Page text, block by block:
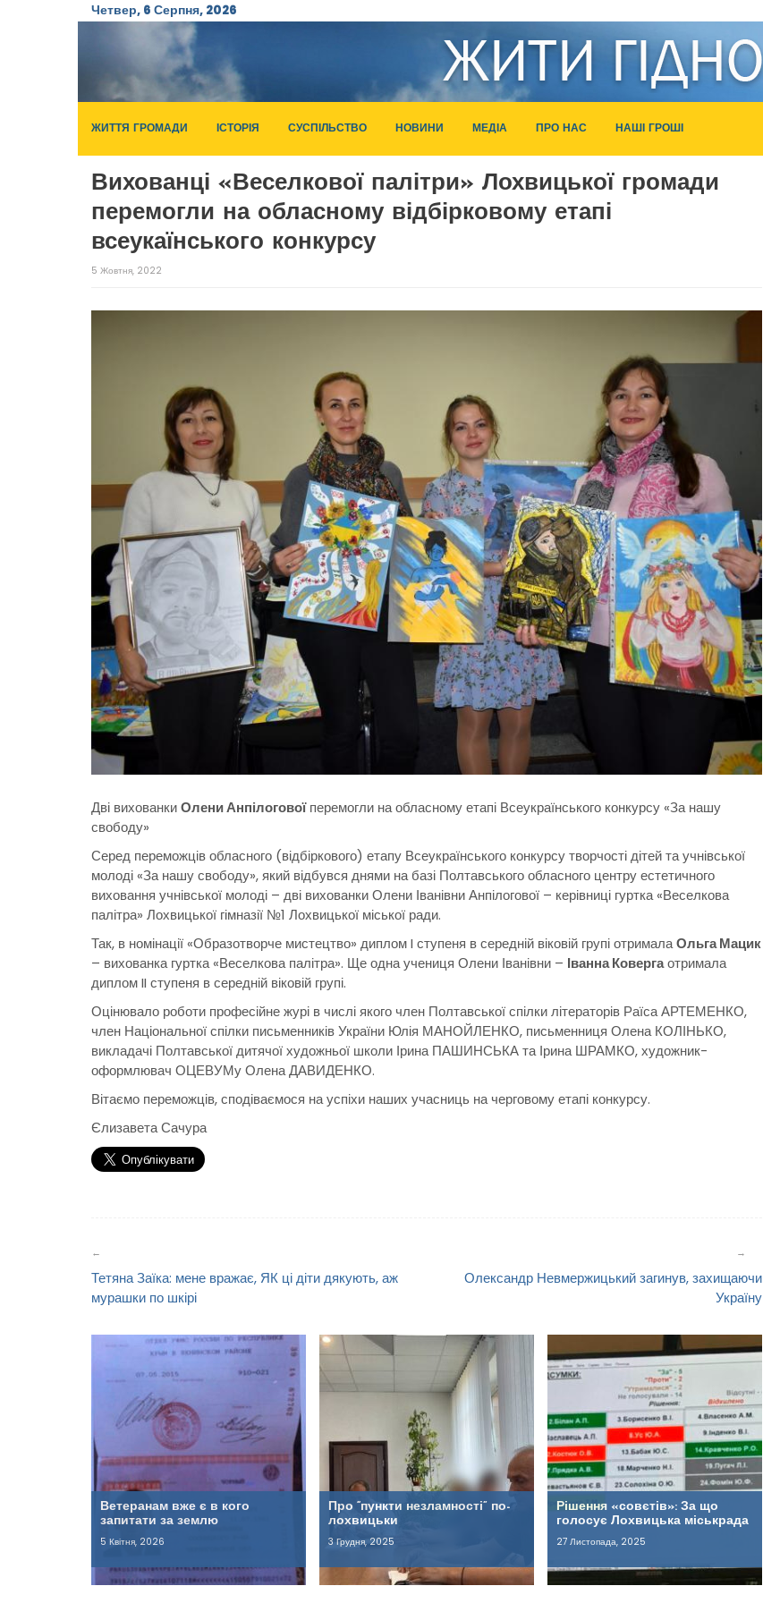
Четвер, 6 Серпня, 2026
ЖИТТЯ ГРОМАДИ ІСТОРІЯ СУСПІЛЬСТВО НОВИНИ МЕДІА ПРО НАС НАШІ ГРОШІ
Вихованці «Веселкової палітри» Лохвицької громади
перемогли на обласному відбірковому етапі
всеукаїнського конкурсу
5 Жовтня, 2022
Дві вихованкиОлени Анпілоговоїперемогли на обласному етапі Всеукраїнського конкурсу «За нашу
свободу»
Серед переможців обласного (відбіркового) етапу Всеукраїнського конкурсу творчості дітей та учнівської
молоді «За нашу свободу», який відбувся днями на базі Полтавського обласного центру естетичного
виховання учнівської молоді – дві вихованки Олени Іванівни Анпілогової – керівниці гуртка «Веселкова
палітра» Лохвицької гімназії №1 Лохвицької міської ради.
Так, в номінації «Образотворче мистецтво» диплом I ступеня в середній віковій групі отрималаОльга Мацик
– вихованка гуртка «Веселкова палітра». Ще одна учениця Олени Іванівни – Іванна Ковергаотримала
диплом II ступеня в середній віковій групі.
Оцінювало роботи професійне журі в числі якого член Полтавської спілки літераторів Раїса АРТЕМЕНКО,
член Національної спілки письменників України Юлія МАНОЙЛЕНКО, письменниця Олена КОЛІНЬКО,
викладачі Полтавської дитячої художньої школи Ірина ПАШИНСЬКА та Ірина ШРАМКО, художник-
оформлювач ОЦЕВУМу Олена ДАВИДЕНКО.
Вітаємо переможців, сподіваємося на успіхи наших учасниць на черговому етапі конкурсу.
Єлизавета Сачура
Тетяна Заїка: мене вражає, ЯК ці діти дякують, аж
мурашки по шкірі
Олександр Невмержицький загинув, захищаючи
Україну
Ветеранам вже є в кого
запитати за землю
5 Квітня, 2026
Про “пункти незламності” по-
лохвицьки
3 Грудня, 2025
Рішення «совєтів»: За що
голосує Лохвицька міськрада
27 Листопада, 2025